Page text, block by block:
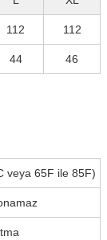
112 112
44 46
veya 65F ile 85F)